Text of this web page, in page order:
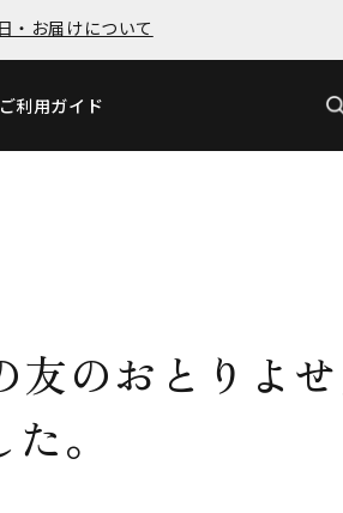
・お届けについて
ご利用ガイド
友のおとりよ
。